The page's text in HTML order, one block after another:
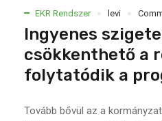
EKR Rendszer levi
Ingyenes
csökkenthető a
folytatódik a
Tovább bővül az a